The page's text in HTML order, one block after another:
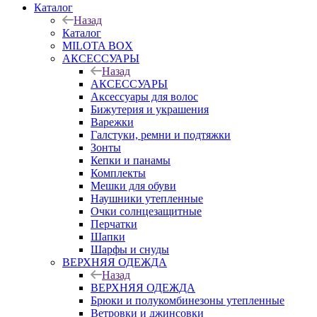
Каталог
Назад
Каталог
MILOTA BOX
АКСЕССУАРЫ
Назад
АКСЕССУАРЫ
Аксессуары для волос
Бижутерия и украшения
Варежки
Галстуки, ремни и подтяжки
Зонты
Кепки и панамы
Комплекты
Мешки для обуви
Наушники утепленные
Очки солнцезащитные
Перчатки
Шапки
Шарфы и снуды
ВЕРХНЯЯ ОДЕЖДА
Назад
ВЕРХНЯЯ ОДЕЖДА
Брюки и полукомбинезоны утепленные
Ветровки и джинсовки